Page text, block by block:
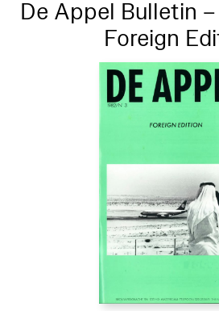
De Appel Bulletin
Foreign